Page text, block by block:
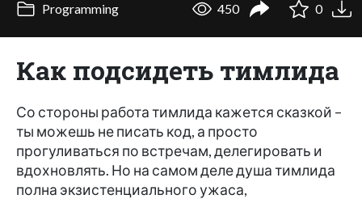
Programming 450 0
Как подсидеть тимлида
Со стороны работа тимлида кажется сказкой –
ты можешь не писать код, а просто
прогуливаться по встречам, делегировать и
вдохновлять. Но на самом деле душа тимлида
полна экзистенциального ужаса,